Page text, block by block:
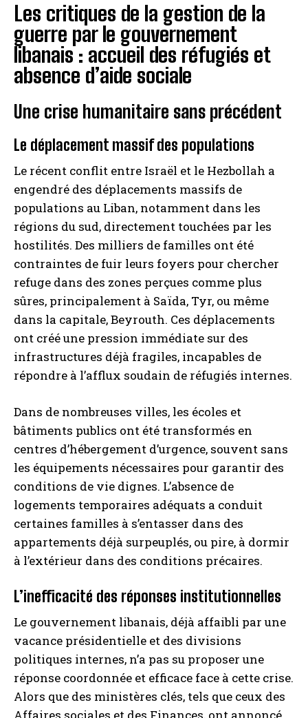
Les critiques de la gestion de la
guerre par le gouvernement
libanais : accueil des réfugiés et
absence d’aide sociale
Une crise humanitaire sans précédent
Le déplacement massif des populations
Le récent conflit entre Israël et le Hezbollah a
engendré des déplacements massifs de
populations au Liban, notamment dans les
régions du sud, directement touchées par les
hostilités. Des milliers de familles ont été
contraintes de fuir leurs foyers pour chercher
refuge dans des zones perçues comme plus
sûres, principalement à Saïda, Tyr, ou même
dans la capitale, Beyrouth. Ces déplacements
ont créé une pression immédiate sur des
infrastructures déjà fragiles, incapables de
répondre à l’afflux soudain de réfugiés internes.
Dans de nombreuses villes, les écoles et
bâtiments publics ont été transformés en
centres d’hébergement d’urgence, souvent sans
les équipements nécessaires pour garantir des
conditions de vie dignes. L’absence de
logements temporaires adéquats a conduit
certaines familles à s’entasser dans des
appartements déjà surpeuplés, ou pire, à dormir
à l’extérieur dans des conditions précaires.
L’inefficacité des réponses institutionnelles
Le gouvernement libanais, déjà affaibli par une
vacance présidentielle et des divisions
politiques internes, n’a pas su proposer une
réponse coordonnée et efficace face à cette crise.
Alors que des ministères clés, tels que ceux des